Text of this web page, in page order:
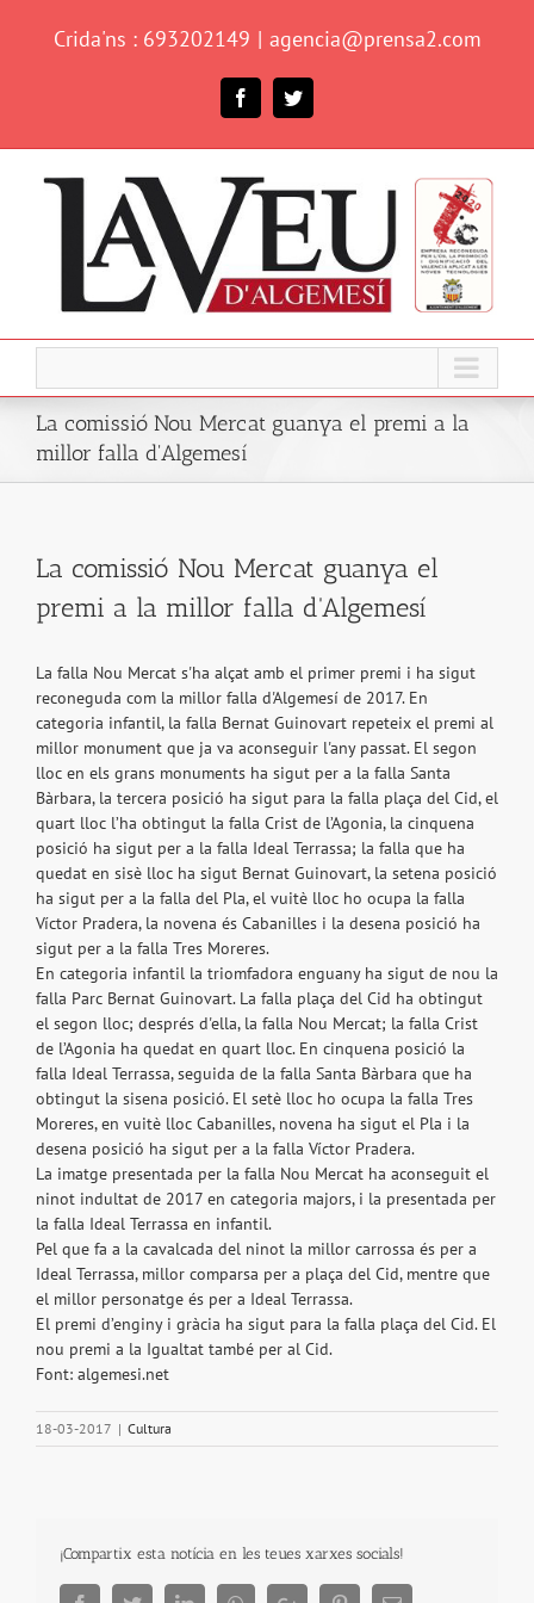
Crida'ns : 693202149 | agencia@prensa2.com
FacebookTwitter
La comissió Nou Mercat guanya el premi a la
millor falla d'Algemesí
La comissió Nou Mercat guanya el
premi a la millor falla d'Algemesí
La falla Nou Mercat s'ha alçat amb el primer premi i ha sigut
reconeguda com la millor falla d'Algemesí de 2017. En
categoria infantil, la falla Bernat Guinovart repeteix el premi al
millor monument que ja va aconseguir l'any passat. El segon
lloc en els grans monuments ha sigut per a la falla Santa
Bàrbara, la tercera posició ha sigut para la falla plaça del Cid, el
quart lloc l’ha obtingut la falla Crist de l’Agonia, la cinquena
posició ha sigut per a la falla Ideal Terrassa; la falla que ha
quedat en sisè lloc ha sigut Bernat Guinovart, la setena posició
ha sigut per a la falla del Pla, el vuitè lloc ho ocupa la falla
Víctor Pradera, la novena és Cabanilles i la desena posició ha
sigut per a la falla Tres Moreres.
En categoria infantil la triomfadora enguany ha sigut de nou la
falla Parc Bernat Guinovart. La falla plaça del Cid ha obtingut
el segon lloc; després d'ella, la falla Nou Mercat; la falla Crist
de l’Agonia ha quedat en quart lloc. En cinquena posició la
falla Ideal Terrassa, seguida de la falla Santa Bàrbara que ha
obtingut la sisena posició. El setè lloc ho ocupa la falla Tres
Moreres, en vuitè lloc Cabanilles, novena ha sigut el Pla i la
desena posició ha sigut per a la falla Víctor Pradera.
La imatge presentada per la falla Nou Mercat ha aconseguit el
ninot indultat de 2017 en categoria majors, i la presentada per
la falla Ideal Terrassa en infantil.
Pel que fa a la cavalcada del ninot la millor carrossa és per a
Ideal Terrassa, millor comparsa per a plaça del Cid, mentre que
el millor personatge és per a Ideal Terrassa.
El premi d’enginy i gràcia ha sigut para la falla plaça del Cid. El
nou premi a la Igualtat també per al Cid.
Font: algemesi.net
18-03-2017 | Cultura
¡Compartix esta notícia en les teues xarxes socials!